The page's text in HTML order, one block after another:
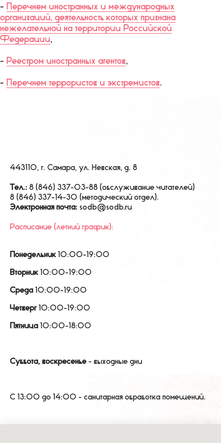
- Перечнем иностранных и международных
организаций, деятельность которых признана
нежелательной на территории Российской
Федерации,
- Реестром иностранных агентов,
- Перечнем террористов и экстремистов.
443110, г. Самара, ул. Невская, д. 8
Тел.: 8 (846) 337-03-88 (обслуживание читателей)
8 (846) 337-14-30 (методический отдел).
Электронная почта: sodb@sodb.ru
Расписание (летний график):
Понедельник10:00-19:00
Вторник10:00-19:00
Среда10:00-19:00
Четверг10:00-19:00
Пятница10:00-18:00
Суббота, воскресенье - выходные дни
С 13:00 до 14:00 - санитарная обработка помещений.